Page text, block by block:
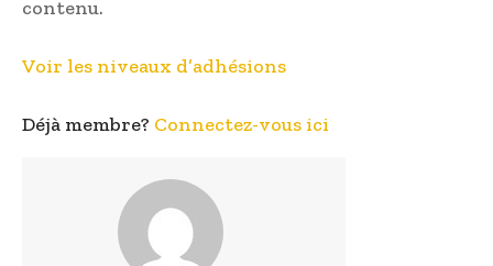
contenu.
Voir les niveaux d’adhésions
Déjà membre? Connectez-vous ici